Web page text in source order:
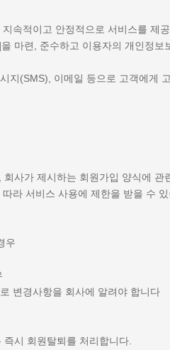
속적이고 안정적으로 서비스를 제
마련, 준수하고 이용자의 개인정보
지(SMS), 이메일 등으로 고객에게
사가 제시하는 회원가입 양식에 관
라 서비스 사용에 제한을 받을 수 있
우
변경사항을 회사에 알려야 합니다
시 회원탈퇴를 처리합니다.